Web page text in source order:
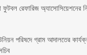
ফুটবল রেফারিজ অ্যাসোসিয়েশনের
পরিষদে গ্রাম আদালতের